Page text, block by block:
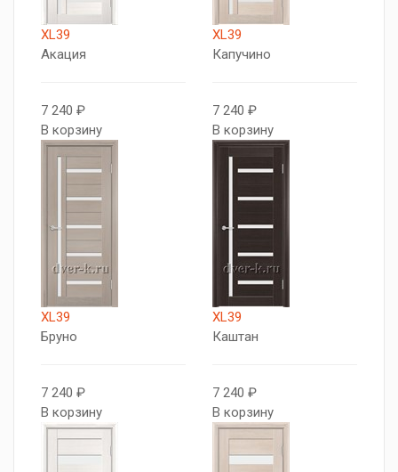
XL39
Акация
7 240 ₽
В корзину
XL39
Капучино
7 240 ₽
В корзину
XL39
Бруно
7 240 ₽
В корзину
XL39
Каштан
7 240 ₽
В корзину